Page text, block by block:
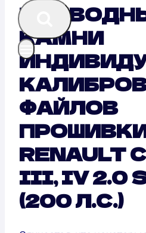
КАМНИ
ФАЙЛОВ
RENAULT
III, IV 2.0
(200 Л.С.)